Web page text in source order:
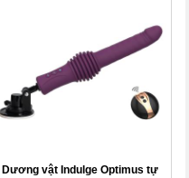
Dương vật Indulge Optimus tự